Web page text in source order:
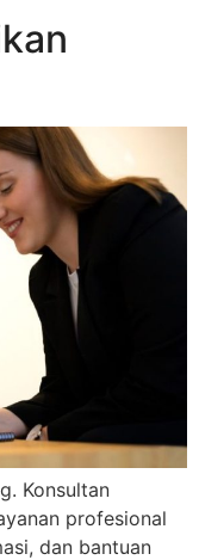
Konsultan
profesional
dan bantuan